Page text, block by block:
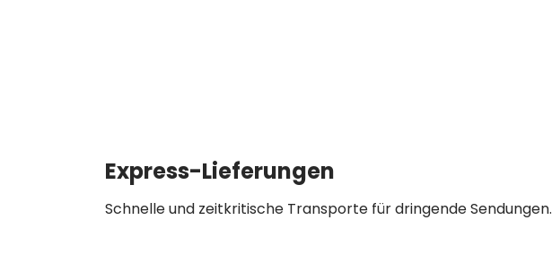
Express-Lieferungen
Schnelle und zeitkritische Transporte für dringende Sendungen.